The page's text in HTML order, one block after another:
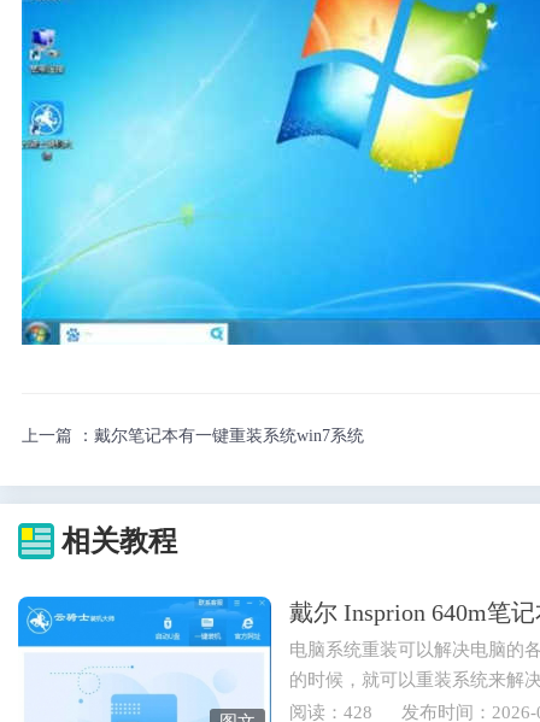
上一篇 ： 戴尔笔记本有一键重装系统win7系统
相关教程
戴尔 Insprion 640m笔
电脑系统重装可以解决电脑的
的时候，就可以重装系统来解
也可以重装电脑系统来实现...
阅读：428 发布时间：2026-